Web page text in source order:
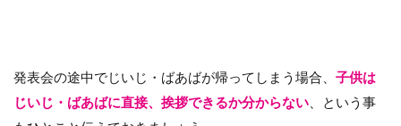
発表会の途中でじいじ・ばあばが帰ってしまう場合、 子供は
じいじ・ばあばに直接、挨拶できるか分からない 、という事